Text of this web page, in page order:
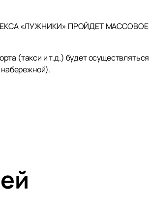
«ЛУЖНИКИ» ПРОЙДЕТ МАССОВОЕ
(такси и т.д.) будет осуществляться